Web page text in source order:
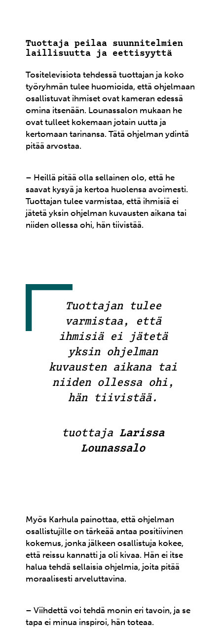
Tuottaja peilaa suunnitelmien
laillisuutta ja eettisyyttä
Tositelevisiota tehdessä tuottajan ja koko
työryhmän tulee huomioida, että ohjelmaan
osallistuvat ihmiset ovat kameran edessä
omina itsenään. Lounassalon mukaan he
ovat tulleet kokemaan jotain uutta ja
kertomaan tarinansa. Tätä ohjelman ydintä
pitää arvostaa.
– Heillä pitää olla sellainen olo, että he
saavat kysyä ja kertoa huolensa avoimesti.
Tuottajan tulee varmistaa, että ihmisiä ei
jätetä yksin ohjelman kuvausten aikana tai
niiden ollessa ohi, hän tiivistää.
Tuottajan tulee
varmistaa, että
ihmisiä ei jätetä
yksin ohjelman
kuvausten aikana tai
niiden ollessa ohi,
hän tiivistää.
tuottaja
Larissa
Lounassalo
Myös Karhula painottaa, että ohjelman
osallistujille on tärkeää antaa positiivinen
kokemus, jonka jälkeen osallistuja kokee,
että reissu kannatti ja oli kivaa. Hän ei itse
halua tehdä sellaisia ohjelmia, joita pitää
moraalisesti arveluttavina.
– Viihdettä voi tehdä monin eri tavoin, ja se
tapa ei minua inspiroi, hän toteaa.